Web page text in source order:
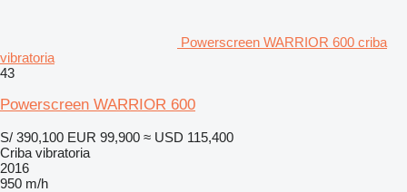
Powerscreen WARRIOR 600 criba
vibratoria
43
Powerscreen WARRIOR 600
S/ 390,100 EUR 99,900 ≈ USD 115,400
Criba vibratoria
2016
950 m/h